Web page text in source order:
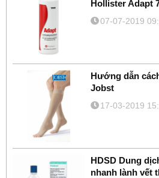
Hollister Adapt
07-07-2019
Hướng dẫn
Jobst
17-03-2019
HDSD Dung
nhanh lành vết